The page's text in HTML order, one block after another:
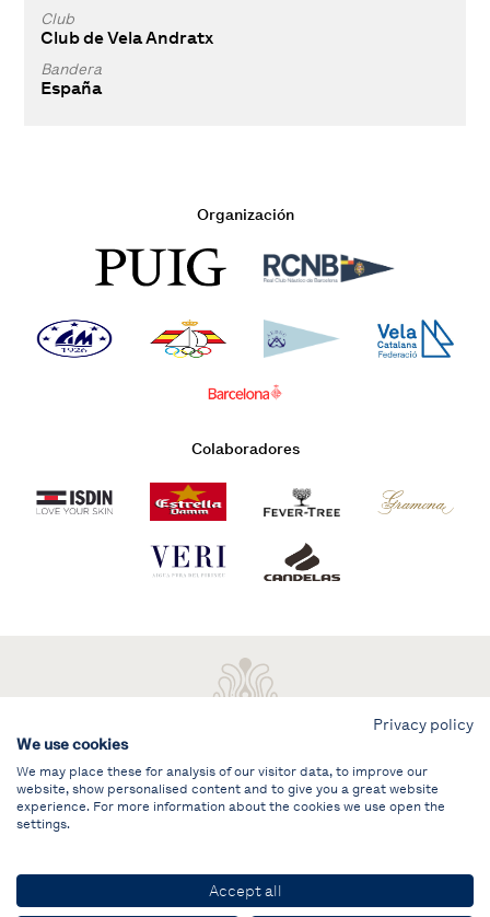
Club
Club de Vela Andratx
Bandera
España
Organización
Colaboradores
ÁREA PRIVADA
Privacy policy
We use cookies
We may place these for analysis of our visitor data, to improve our
website, show personalised content and to give you a great website
experience. For more information about the cookies we use open the
settings.
Accept all